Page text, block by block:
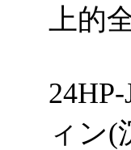
上的
ィン(